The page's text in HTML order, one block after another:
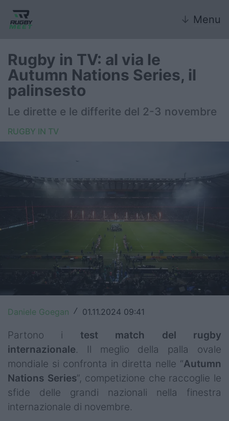
↓ Menu
Nazionale
Nazionali giovanili
Rugby Sevens
Internazionale
United Rugby Championship
Premiership
Challenge Cup
World Rugby
Rugby World Cup
Super Rugby
Rugby in TV
Rugby in TV: al via le
Autumn Nations Series, il
palinsesto
Le dirette e le differite del 2-3 novembre
RUGBY IN TV
Daniele Goegan / 01.11.2024 09:41
Partono i test match del rugby
internazionale. Il meglio della palla ovale
mondiale si confronta in diretta nelle “Autumn
Nations Series”, competizione che raccoglie le
sfide delle grandi nazionali nella finestra
internazionale di novembre.